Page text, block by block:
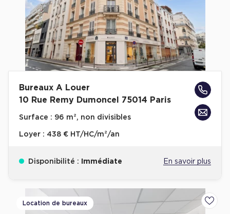
Achat de Commerces
Achat de Commerces à Nîmes
Achat de Commerces à Toulouse
Achat de Commerces à Marseille
Bureaux privés à Paris
Bureaux privés à Marseille
Bureaux privés à Neuilly-sur-Seine
Bureaux A Louer
10 Rue Remy Dumoncel 75014 Paris
Surface : 96 m², non divisibles
Loyer : 438 € HT/HC/m²/an
Disponibilité : Immédiate En savoir plus
Location de bureaux